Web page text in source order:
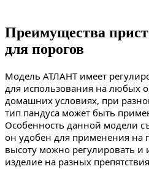
Преимущества
для порогов
Модель АТЛАНТ имеет
для использования на любых
домашних условиях, при
тип пандуса может быть
Особенность данной модели
он удобен для применения на
высоту можно регулировать и
изделие на разных